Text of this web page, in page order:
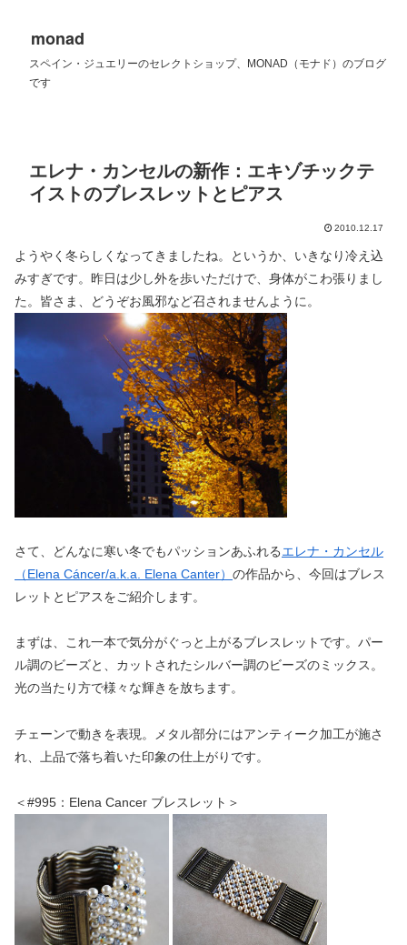
monad
スペイン・ジュエリーのセレクトショップ、MONAD（モナド）のブログ
です
エレナ・カンセルの新作：エキゾチックテ
イストのブレスレットとピアス
2010.12.17
ようやく冬らしくなってきましたね。というか、いきなり冷え込
みすぎです。昨日は少し外を歩いただけで、身体がこわ張りまし
た。皆さま、どうぞお風邪など召されませんように。
さて、どんなに寒い冬でもパッションあふれるエレナ・カンセル
（Elena Cáncer/a.k.a. Elena Canter） の作品から、今回はブレス
レットとピアスをご紹介します。
まずは、これ一本で気分がぐっと上がるブレスレットです。パー
ル調のビーズと、カットされたシルバー調のビーズのミックス。
光の当たり方で様々な輝きを放ちます。
チェーンで動きを表現。メタル部分にはアンティーク加工が施さ
れ、上品で落ち着いた印象の仕上がりです。
＜#995：Elena Cancer ブレスレット＞